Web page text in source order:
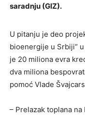
saradnju (GIZ).
U pitanju je deo
bioenergije u Srbiji“
je 20 miliona evra
dva miliona
pomoć Vlade
– Prelazak toplana